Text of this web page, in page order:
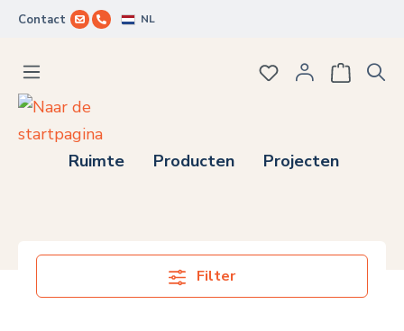
Ga naar de hoofdinhoud
Contact NL
Ruimte Producten Projecten
Je hebt 0 items
Filter